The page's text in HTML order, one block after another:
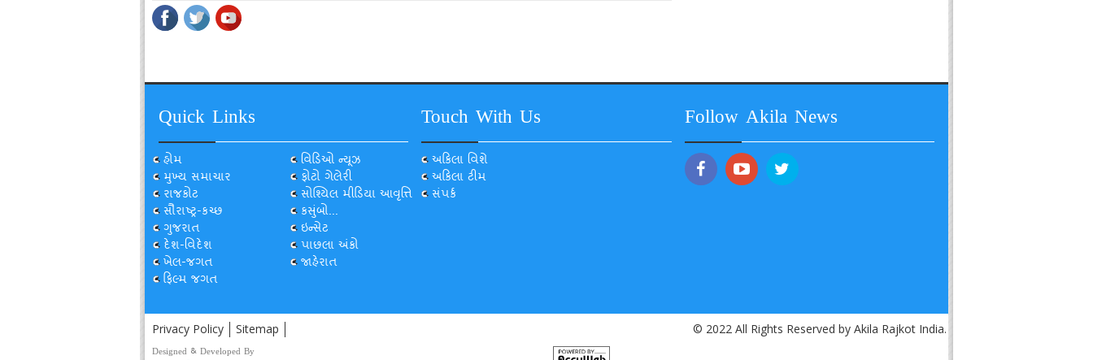
Quick Links
હોમ
મુખ્ય સમાચાર
રાજકોટ
સૌરાષ્ટ્ર-કચ્છ
ગુજરાત
દેશ-વિદેશ
ખેલ-જગત
ફિલ્મ જગત
વિડિઓ ન્યૂઝ
ફોટો ગેલેરી
સોશ્યિલ મીડિયા આવૃત્તિ
કસુંબો...
ઇન્સેટ
પાછલા અંકો
જાહેરાત
Touch With Us
અકિલા વિશે
અકિલા ટીમ
સંપર્ક
Follow Akila News
Privacy Policy Sitemap © 2022 All Rights Reserved by Akila Rajkot India.
Designed & Developed By